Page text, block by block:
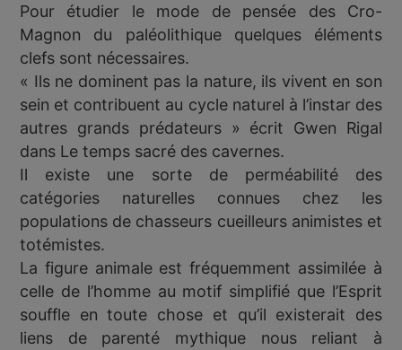
Pour étudier le mode de pensée des Cro-
Magnon du paléolithique quelques éléments
clefs sont nécessaires.
« Ils ne dominent pas la nature, ils vivent en son
sein et contribuent au cycle naturel à l’instar des
autres grands prédateurs » écrit Gwen Rigal
dans Le temps sacré des cavernes.
Il existe une sorte de perméabilité des
catégories naturelles connues chez les
populations de chasseurs cueilleurs animistes et
totémistes.
La figure animale est fréquemment assimilée à
celle de l’homme au motif simplifié que l’Esprit
souffle en toute chose et qu’il existerait des
liens de parenté mythique nous reliant à